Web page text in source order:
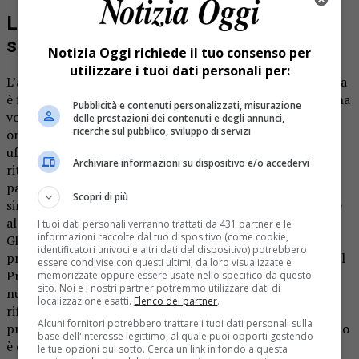
L’arrivo dei regnanti dopo la visita alle
scuole
L’arrivo del re e della sua consorte dalla lontana Patagonia
è fissato per domenica 23 febbraio. Giovedì 20, per la prima
volta, il monarca si presenterà nelle scuole, portando un
omaggio ai bambini e invitandoli ad assistere all’arrivo
ufficiale della maschera. Domenica 23, alle 9,45 ci sarà il
ritrovo in piazza Antonelli, di fronte alla chiesa
parrocchiale, per poi sfilare fino al municipio. Qui, il
sindaco Davide Temporelli dovrà cedere la guida del paese
alla maschera, consegnando nelle sue mani le chiavi di
Ghemme. In seguito, il Barlan, la Madama e il loro seguito
presenzieranno alla messa delle 10,30, per poi spostarsi al
Primavera Cafè per un aperitivo. Il corteo sfilerà quindi
nuovamente lungo le vie del paese, per poi andare a
rifocillarsi al ristorante “Gufo nero”. Per partecipare al
pranzo occorre prenotare al numero 348 8557082. Il costo
è di 15 euro.
Notizia Oggi richiede il tuo consenso per
utilizzare i tuoi dati personali per:
Pubblicità e contenuti personalizzati, misurazione
delle prestazioni dei contenuti e degli annunci,
ricerche sul pubblico, sviluppo di servizi
Archiviare informazioni su dispositivo e/o accedervi
Scopri di più
I tuoi dati personali verranno trattati da 431 partner e le
informazioni raccolte dal tuo dispositivo (come cookie,
identificatori univoci e altri dati del dispositivo) potrebbero
essere condivise con questi ultimi, da loro visualizzate e
memorizzate oppure essere usate nello specifico da questo
sito. Noi e i nostri partner potremmo utilizzare dati di
localizzazione esatti. Elenco dei partner.
Alcuni fornitori potrebbero trattare i tuoi dati personali sulla
base dell'interesse legittimo, al quale puoi opporti gestendo
le tue opzioni qui sotto. Cerca un link in fondo a questa